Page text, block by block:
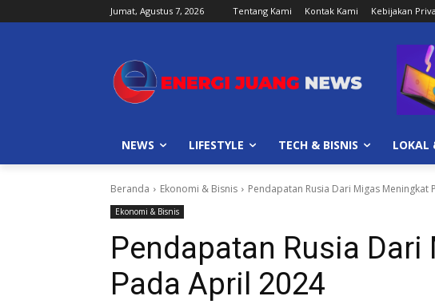
Jumat, Agustus 7, 2026 Tentang Kami Kontak Kami Kebijakan
NEWS LIFESTYLE TECH & BISNIS LOKAL
Beranda Ekonomi & Bisnis Pendapatan Rusia Dari Migas Meningkat
Ekonomi & Bisnis
Pendapatan Rusia
Pada April 2024